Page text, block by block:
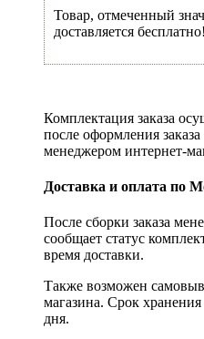
Товар, отмеченный
доставляется бесплатно!
Комплектация заказа
после оформления
менеджером интернет-
Доставка и оплата по
После сборки заказа
сообщает статус
время доставки.
Также возможен
магазина. Срок хранения
дня.